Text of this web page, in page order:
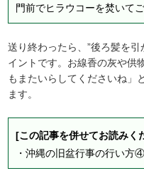
門前でヒラウコーを焚いて
送り終わったら、”後ろ髪を
イントです。お線香の灰や供
もまたいらしてくださいね」
ます。
[この記事を併せてお読みく
・沖縄の旧盆行事の行い方